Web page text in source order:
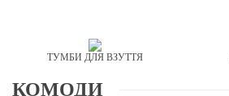
ТУМБИ ДЛЯ ВЗУТТЯ
КОМОДИ